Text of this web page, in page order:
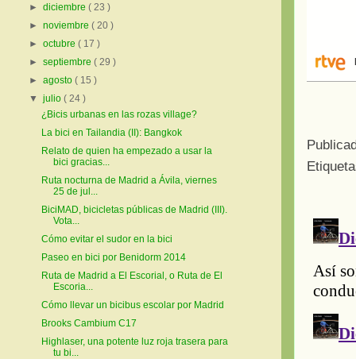
►diciembre( 23 )
►noviembre( 20 )
►octubre( 17 )
►septiembre( 29 )
►agosto( 15 )
▼julio( 24 )
¿Bicis urbanas en las rozas village?
La bici en Tailandia (II): Bangkok
Relato de quien ha empezado a usar la
bici gracias...
Ruta nocturna de Madrid a Ávila, viernes
25 de jul...
BiciMAD, bicicletas públicas de Madrid (III).
Vota...
Cómo evitar el sudor en la bici
Paseo en bici por Benidorm 2014
Ruta de Madrid a El Escorial, o Ruta de El
Escoria...
Cómo llevar un bicibus escolar por Madrid
Brooks Cambium C17
Highlaser, una potente luz roja trasera para
tu bi...